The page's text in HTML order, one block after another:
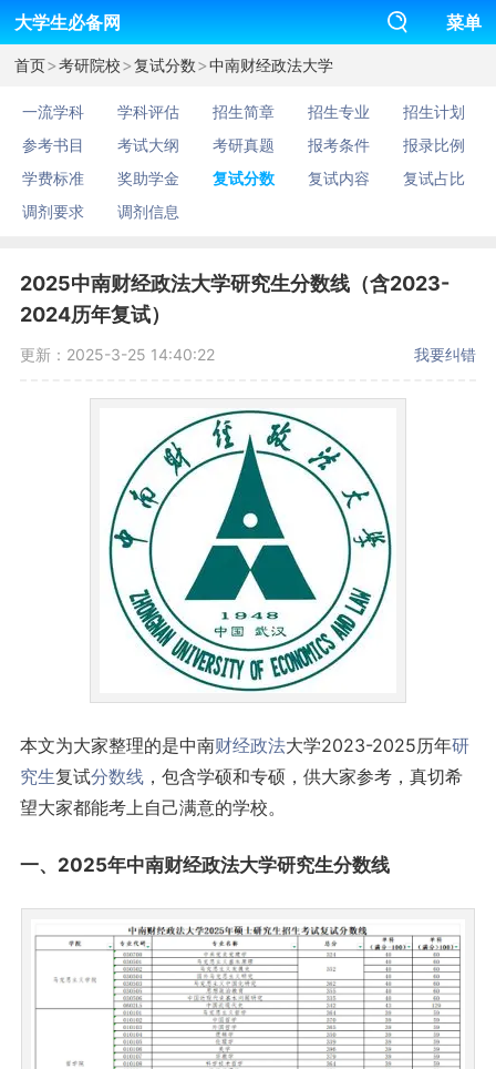
大学生必备网 菜单
首页>考研院校>复试分数>中南财经政法大学
一流学科 学科评估 招生简章 招生专业
招生计划
参考书目
考试大纲 考研真题 报考条件
报录比例
学费标准
奖助学金 复试分数 复试内容
复试占比
调剂要求
调剂信息
2025中南财经政法大学研究生分数线（含2023-
2024历年复试）
更新：2025-3-25 14:40:22 我要纠错
本文为大家整理的是中南财经政法大学2023-2025历年研
究生复试分数线，包含学硕和专硕，供大家参考，真切希
望大家都能考上自己满意的学校。
一、2025年中南财经政法大学研究生分数线